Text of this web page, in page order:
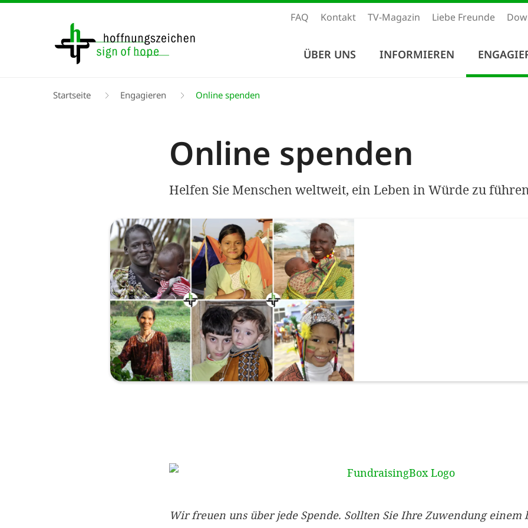
FAQ Kontakt TV-Magazin Liebe Freunde
ÜBER UNS INFORMIEREN
Pfadnavigation
Startseite Engagieren Online spenden
Online spenden
Helfen Sie Menschen weltweit, ein Leben in Würde zu
Wir freuen uns über jede Spende. Sollten Sie Ihre Zuwendung einem